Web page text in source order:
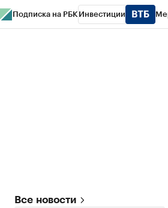
Подписка на РБК Инвестиции
Все новости